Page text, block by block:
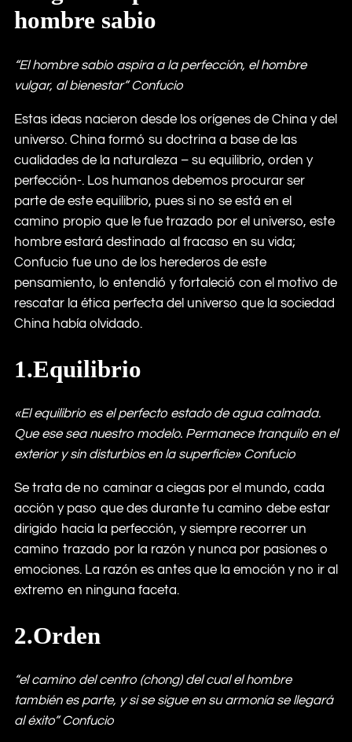
hombre sabio
“El hombre sabio aspira a la perfección, el hombre
vulgar, al bienestar” Confucio
Estas ideas nacieron desde los orígenes de China y del
universo. China formó su doctrina a base de las
cualidades de la naturaleza – su equilibrio, orden y
perfección-. Los humanos debemos procurar ser
parte de este equilibrio, pues si no se está en el
camino propio que le fue trazado por el universo, este
hombre estará destinado al fracaso en su vida;
Confucio fue uno de los herederos de este
pensamiento, lo entendió y fortaleció con el motivo de
rescatar la ética perfecta del universo que la sociedad
China había olvidado.
1.Equilibrio
«El equilibrio es el perfecto estado de agua calmada.
Que ese sea nuestro modelo. Permanece tranquilo en el
exterior y sin disturbios en la superficie» Confucio
Se trata de no caminar a ciegas por el mundo, cada
acción y paso que des durante tu camino debe estar
dirigido hacia la perfección, y siempre recorrer un
camino trazado por la razón y nunca por pasiones o
emociones. La razón es antes que la emoción y no ir al
extremo en ninguna faceta.
2.Orden
“el camino del centro (chong) del cual el hombre
también es parte, y si se sigue en su armonía se llegará
al éxito” Confucio